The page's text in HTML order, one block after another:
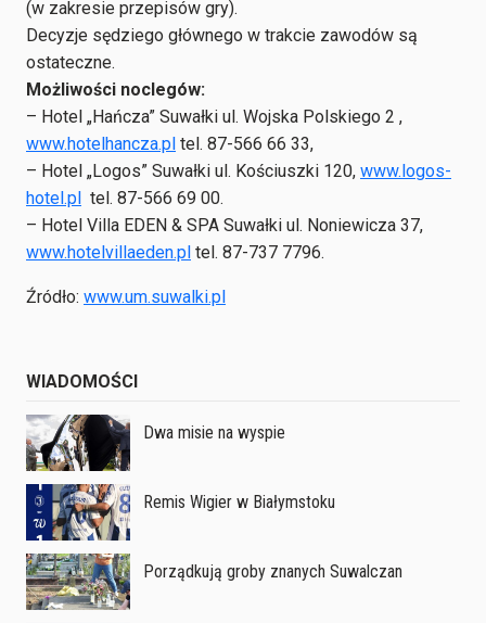
(w zakresie przepisów gry).
Decyzje sędziego głównego w trakcie zawodów są
ostateczne.
Możliwości noclegów:
– Hotel „Hańcza” Suwałki ul. Wojska Polskiego 2 ,
www.hotelhancza.pl tel. 87-566 66 33,
– Hotel „Logos” Suwałki ul. Kościuszki 120, www.logos-
hotel.pl tel. 87-566 69 00.
– Hotel Villa EDEN & SPA Suwałki ul. Noniewicza 37,
www.hotelvillaeden.pl tel. 87-737 7796.
Źródło: www.um.suwalki.pl
WIADOMOŚCI
Dwa misie na wyspie
Remis Wigier w Białymstoku
Porządkują groby znanych Suwalczan